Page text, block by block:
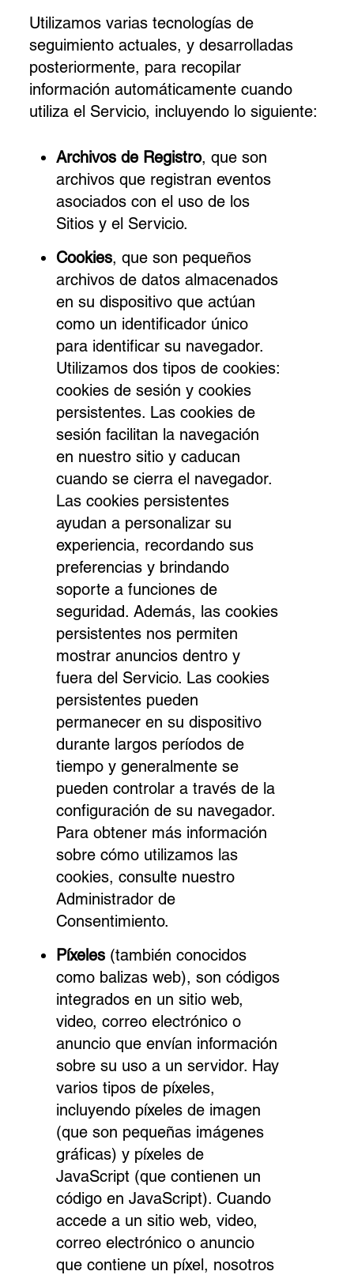
Utilizamos varias tecnologías de
seguimiento actuales, y desarrolladas
posteriormente, para recopilar
información automáticamente cuando
utiliza el Servicio, incluyendo lo siguiente:
Archivos de Registro, que son
archivos que registran eventos
asociados con el uso de los
Sitios y el Servicio.
Cookies, que son pequeños
archivos de datos almacenados
en su dispositivo que actúan
como un identificador único
para identificar su navegador.
Utilizamos dos tipos de cookies:
cookies de sesión y cookies
persistentes. Las cookies de
sesión facilitan la navegación
en nuestro sitio y caducan
cuando se cierra el navegador.
Las cookies persistentes
ayudan a personalizar su
experiencia, recordando sus
preferencias y brindando
soporte a funciones de
seguridad. Además, las cookies
persistentes nos permiten
mostrar anuncios dentro y
fuera del Servicio. Las cookies
persistentes pueden
permanecer en su dispositivo
durante largos períodos de
tiempo y generalmente se
pueden controlar a través de la
configuración de su navegador.
Para obtener más información
sobre cómo utilizamos las
cookies, consulte nuestro
Administrador de
Consentimiento.
Píxeles (también conocidos
como balizas web), son códigos
integrados en un sitio web,
video, correo electrónico o
anuncio que envían información
sobre su uso a un servidor. Hay
varios tipos de píxeles,
incluyendo píxeles de imagen
(que son pequeñas imágenes
gráficas) y píxeles de
JavaScript (que contienen un
código en JavaScript). Cuando
accede a un sitio web, video,
correo electrónico o anuncio
que contiene un píxel, nosotros